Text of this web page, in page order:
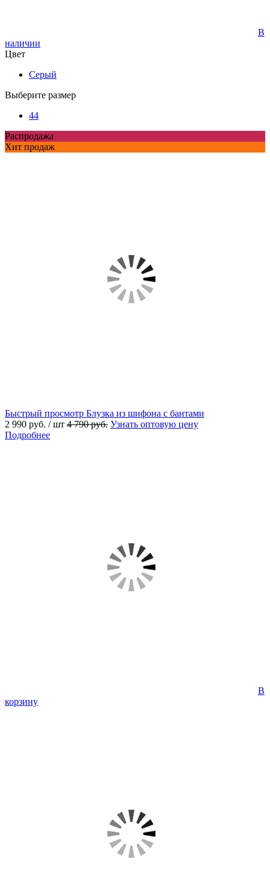
В
наличии
Цвет
Серый
Выберите размер
44
Распродажа
Хит продаж
Быстрый просмотр Блузка из шифона с бантами
2 990 руб. / шт 4 790 руб. Узнать оптовую цену
Подробнее
В
корзину